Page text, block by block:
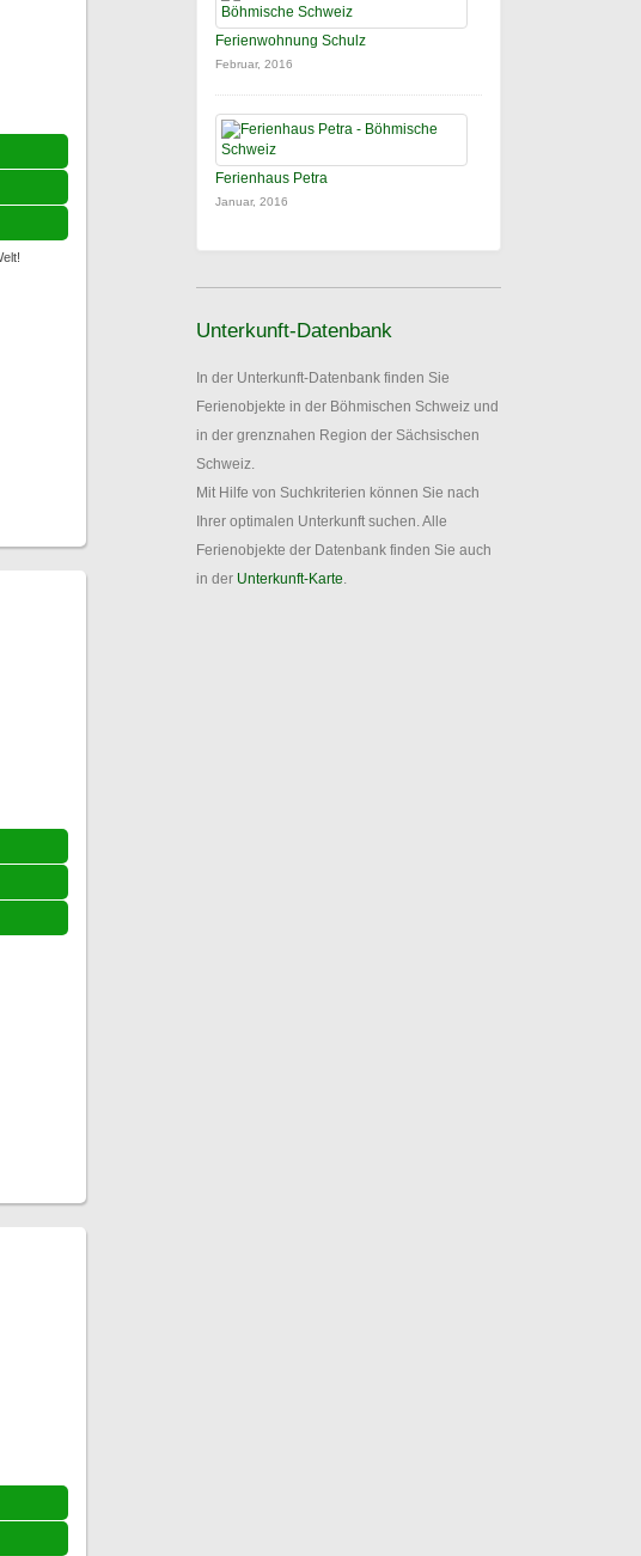
Ferienwohnung Schulz
Februar, 2016
Ferienhaus Petra
Januar, 2016
Unterkunft-Datenbank
In der Unterkunft-Datenbank finden Sie
Ferienobjekte in der Böhmischen Schweiz und
in der grenznahen Region der Sächsischen
Schweiz.
Mit Hilfe von Suchkriterien können Sie nach
Ihrer optimalen Unterkunft suchen. Alle
Ferienobjekte der Datenbank finden Sie auch
in der Unterkunft-Karte.